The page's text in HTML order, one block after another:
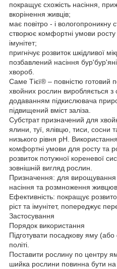
покращує схожість насіння,
вкорінення живців;
має повітро - і вологопроникну
створює комфортні умови
імунітет;
пригнічує розвиток шкідливої
позбавлений насіння
хвороб.
Саме Тієї® – повністю готовий
хвойних рослин виробляється з
додаванням підкислювача
підвищений вміст заліза.
Субстрат призначений для
ялини, туї, ялівцю, тиси, сосни
низького рівня pH.
комфортні умови для росту та
розвиток потужної кореневої
зовнішній вигляд рослин.
Призначення: для вирощування
насіння та розмноження
Ефективність: покращує
ріст та імунітет, попереджує
Застосування
Порядок використання
Підготувати посадкову яму
політі.
Поставити рослину по центру
шийка рослини повинна бути на